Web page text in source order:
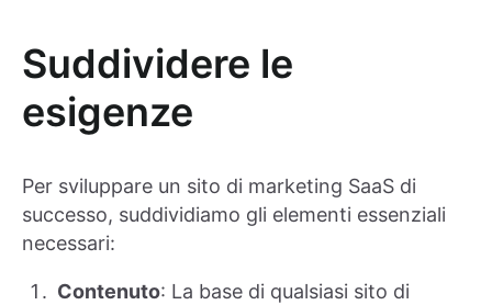
Suddividere le
esigenze
Per sviluppare un sito di marketing SaaS di
successo, suddividiamo gli elementi essenziali
necessari:
Contenuto: La base di qualsiasi sito di